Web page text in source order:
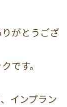
がとうござ
です。
インプラン